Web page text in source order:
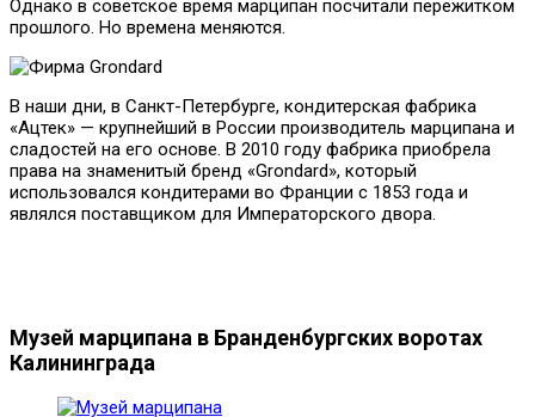
Однако в советское время марципан посчитали пережитком
прошлого. Но времена меняются.
В наши дни, в Санкт-Петербурге, кондитерская фабрика
«Ацтек» — крупнейший в России производитель марципана и
сладостей на его основе. В 2010 году фабрика приобрела
права на знаменитый бренд «Grondard», который
использовался кондитерами во Франции с 1853 года и
являлся поставщиком для Императорского двора.
Музей марципана в Бранденбургских воротах
Калининграда